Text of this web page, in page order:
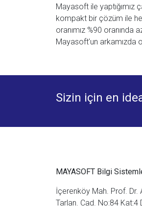
Mayasoft ile
kompakt bir çözüm ile
oranımız %90 oranında
Mayasoft’un arkamızda
Sizin için en
MAYASOFT Bilgi
İçerenköy Mah. Prof. Dr.
Tarlan. Cad. No:84 Kat:4